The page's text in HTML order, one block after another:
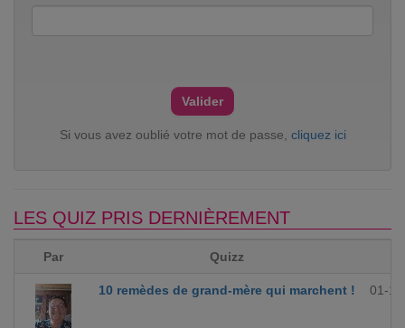
Si vous avez oublié votre mot de passe, cliquez ici
LES QUIZ PRIS DERNIÈREMENT
Par Quizz
10 remèdes de grand-mère qui marchent ! 01-